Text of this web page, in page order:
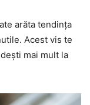
arăta tendința
Acest vis te
mai mult la